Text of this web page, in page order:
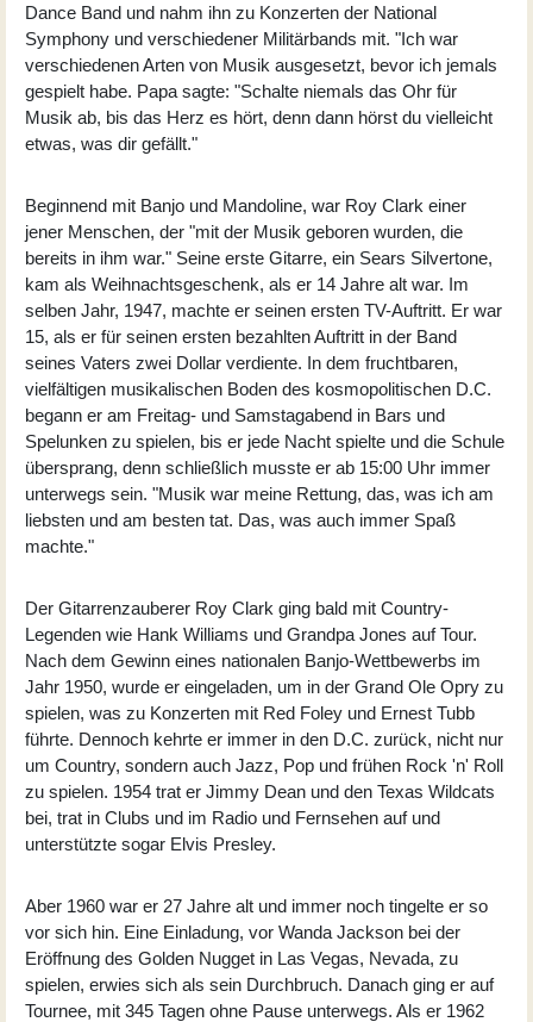
Dance Band und nahm ihn zu Konzerten der National
Symphony und verschiedener Militärbands mit. "Ich war
verschiedenen Arten von Musik ausgesetzt, bevor ich jemals
gespielt habe. Papa sagte: "Schalte niemals das Ohr für
Musik ab, bis das Herz es hört, denn dann hörst du vielleicht
etwas, was dir gefällt."
Beginnend mit Banjo und Mandoline, war Roy Clark einer
jener Menschen, der "mit der Musik geboren wurden, die
bereits in ihm war." Seine erste Gitarre, ein Sears Silvertone,
kam als Weihnachtsgeschenk, als er 14 Jahre alt war. Im
selben Jahr, 1947, machte er seinen ersten TV-Auftritt. Er war
15, als er für seinen ersten bezahlten Auftritt in der Band
seines Vaters zwei Dollar verdiente. In dem fruchtbaren,
vielfältigen musikalischen Boden des kosmopolitischen D.C.
begann er am Freitag- und Samstagabend in Bars und
Spelunken zu spielen, bis er jede Nacht spielte und die Schule
übersprang, denn schließlich musste er ab 15:00 Uhr immer
unterwegs sein. "Musik war meine Rettung, das, was ich am
liebsten und am besten tat. Das, was auch immer Spaß
machte."
Der Gitarrenzauberer Roy Clark ging bald mit Country-
Legenden wie Hank Williams und Grandpa Jones auf Tour.
Nach dem Gewinn eines nationalen Banjo-Wettbewerbs im
Jahr 1950, wurde er eingeladen, um in der Grand Ole Opry zu
spielen, was zu Konzerten mit Red Foley und Ernest Tubb
führte. Dennoch kehrte er immer in den D.C. zurück, nicht nur
um Country, sondern auch Jazz, Pop und frühen Rock 'n' Roll
zu spielen. 1954 trat er Jimmy Dean und den Texas Wildcats
bei, trat in Clubs und im Radio und Fernsehen auf und
unterstützte sogar Elvis Presley.
Aber 1960 war er 27 Jahre alt und immer noch tingelte er so
vor sich hin. Eine Einladung, vor Wanda Jackson bei der
Eröffnung des Golden Nugget in Las Vegas, Nevada, zu
spielen, erwies sich als sein Durchbruch. Danach ging er auf
Tournee, mit 345 Tagen ohne Pause unterwegs. Als er 1962